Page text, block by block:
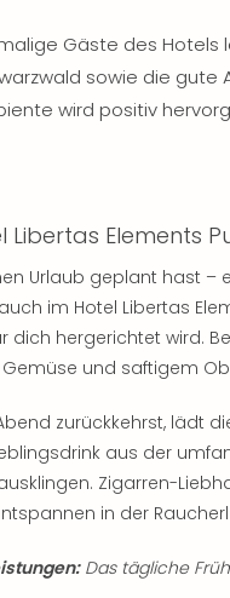
Gäste des Hotels
sowie die gute
wird positiv
Libertas Elements
Urlaub geplant hast
im Hotel Libertas
dich hergerichtet wird.
und saftigem
zurückkehrst, lädt
aus der
Zigarren-
in der
Das tägliche